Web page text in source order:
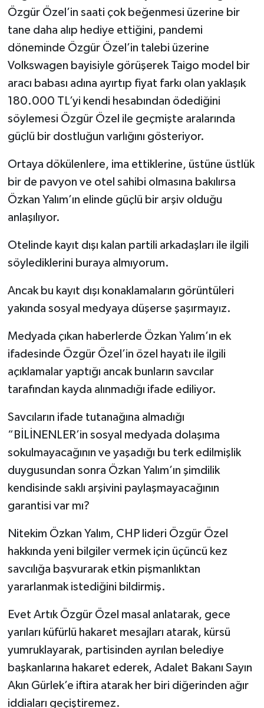
Özgür Özel’in saati çok beğenmesi üzerine bir
tane daha alıp hediye ettiğini, pandemi
döneminde Özgür Özel’in talebi üzerine
Volkswagen bayisiyle görüşerek Taigo model bir
aracı babası adına ayırtıp fiyat farkı olan yaklaşık
180.000 TL’yi kendi hesabından ödediğini
söylemesi Özgür Özel ile geçmişte aralarında
güçlü bir dostluğun varlığını gösteriyor.
Ortaya dökülenlere, ima ettiklerine, üstüne üstlük
bir de pavyon ve otel sahibi olmasına bakılırsa
Özkan Yalım’ın elinde güçlü bir arşiv olduğu
anlaşılıyor.
Otelinde kayıt dışı kalan partili arkadaşları ile ilgili
söylediklerini buraya almıyorum.
Ancak bu kayıt dışı konaklamaların görüntüleri
yakında sosyal medyaya düşerse şaşırmayız.
Medyada çıkan haberlerde Özkan Yalım’ın ek
ifadesinde Özgür Özel’in özel hayatı ile ilgili
açıklamalar yaptığı ancak bunların savcılar
tarafından kayda alınmadığı ifade ediliyor.
Savcıların ifade tutanağına almadığı
“BİLİNENLER’in sosyal medyada dolaşıma
sokulmayacağının ve yaşadığı bu terk edilmişlik
duygusundan sonra Özkan Yalım’ın şimdilik
kendisinde saklı arşivini paylaşmayacağının
garantisi var mı?
Nitekim Özkan Yalım, CHP lideri Özgür Özel
hakkında yeni bilgiler vermek için üçüncü kez
savcılığa başvurarak etkin pişmanlıktan
yararlanmak istediğini bildirmiş.
Evet Artık Özgür Özel masal anlatarak, gece
yarıları küfürlü hakaret mesajları atarak, kürsü
yumruklayarak, partisinden ayrılan belediye
başkanlarına hakaret ederek, Adalet Bakanı Sayın
Akın Gürlek’e iftira atarak her biri diğerinden ağır
iddiaları geçiştiremez.